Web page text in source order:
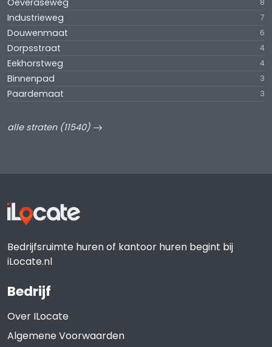
Oeveraseweg 8
Industrieweg 7
Douwenmaat 6
Dorpsstraat 4
Eekhorstweg 4
Binnenpad 3
Paardemaat 3
alle straten (11540)
Bedrijfsruimte huren of kantoor huren begint bij
iLocate.nl
Bedrijf
Over ILocate
Algemene Voorwaarden